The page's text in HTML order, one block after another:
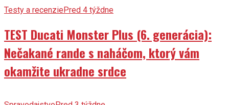
Testy a recenziePred 4 týždne
TEST Ducati Monster Plus (6. generácia):
Nečakané rande s naháčom, ktorý vám
okamžite ukradne srdce